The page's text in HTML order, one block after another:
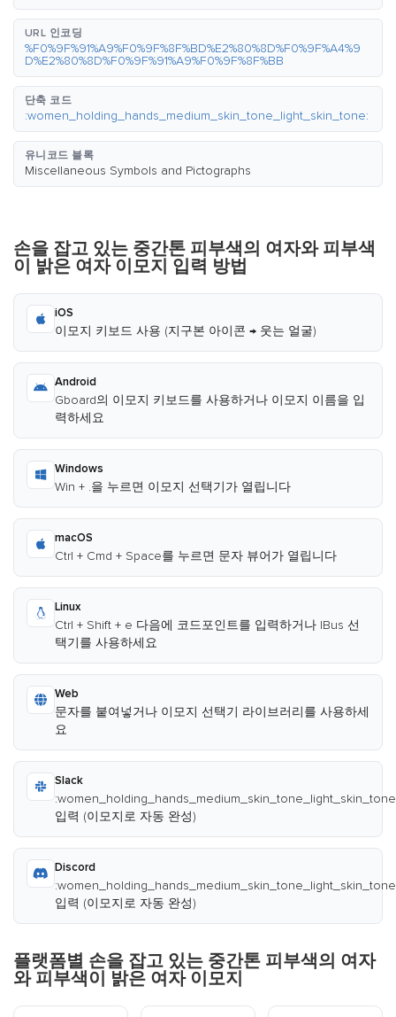
URL 인코딩
%F0%9F%91%A9%F0%9F%8F%BD%E2%80%8D%F0%9F%A4%9
D%E2%80%8D%F0%9F%91%A9%F0%9F%8F%BB
단축 코드
:women_holding_hands_medium_skin_tone_light_skin_tone:
유니코드 블록
Miscellaneous Symbols and Pictographs
손을 잡고 있는 중간톤 피부색의 여자와 피부색
이 밝은 여자 이모지 입력 방법
iOS
이모지 키보드 사용 (지구본 아이콘 → 웃는 얼굴)
Android
Gboard의 이모지 키보드를 사용하거나 이모지 이름을 입
력하세요
Windows
Win + .을 누르면 이모지 선택기가 열립니다
macOS
Ctrl + Cmd + Space를 누르면 문자 뷰어가 열립니다
Linux
Ctrl + Shift + e 다음에 코드포인트를 입력하거나 IBus 선
택기를 사용하세요
Web
문자를 붙여넣거나 이모지 선택기 라이브러리를 사용하세
요
Slack
입력 (이모지로 자동 완성)
Discord
입력 (이모지로 자동 완성)
플랫폼별 손을 잡고 있는 중간톤 피부색의 여자
와 피부색이 밝은 여자 이모지